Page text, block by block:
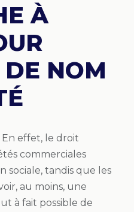
À
NOM
effet, le droit
commerciales
sociale, tandis que les
au moins, une
à fait possible de